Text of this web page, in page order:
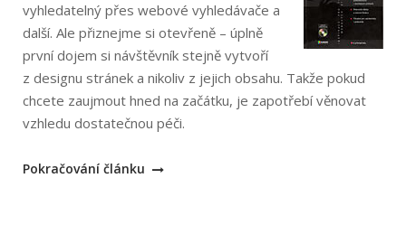
vyhledatelný přes webové vyhledávače a
další. Ale přiznejme si otevřeně – úplně
první dojem si návštěvník stejně vytvoří
z designu stránek a nikoliv z jejich obsahu. Takže pokud
chcete zaujmout hned na začátku, je zapotřebí věnovat
vzhledu dostatečnou péči.
„Jakub
Pokračování článku